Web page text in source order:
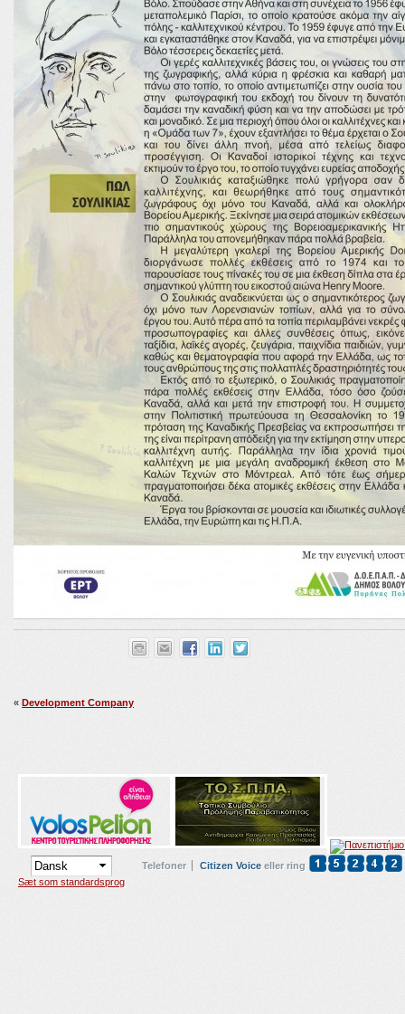
« Development Company
Sæt som standardsprog
Telefoner Citizen Voice eller ring